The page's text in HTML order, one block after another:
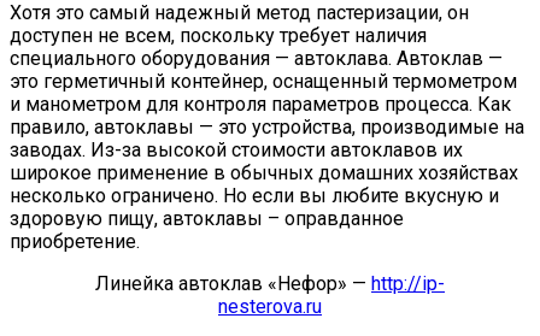
Хотя это самый надежный метод пастеризации, он
доступен не всем, поскольку требует наличия
специального оборудования — автоклава. Автоклав —
это герметичный контейнер, оснащенный термометром
и манометром для контроля параметров процесса. Как
правило, автоклавы — это устройства, производимые на
заводах. Из-за высокой стоимости автоклавов их
широкое применение в обычных домашних хозяйствах
несколько ограничено. Но если вы любите вкусную и
здоровую пищу, автоклавы – оправданное
приобретение.
Линейка автоклав «Нефор» — http://ip-
nesterova.ru